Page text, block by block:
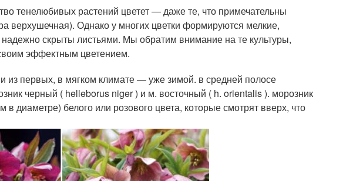
тенелюбивых растений цветет — даже те, что примечательны
верхушечная). Однако у многих цветки формируются мелкие,
скрыты листьями. Мы обратим внимание на те культуры,
эффектным цветением.
из первых, в мягком климате — уже зимой. в средней полосе
черный ( helleborus niger ) и м. восточный ( h. orientalis ). морозник
диаметре) белого или розового цвета, которые смотрят вверх, что